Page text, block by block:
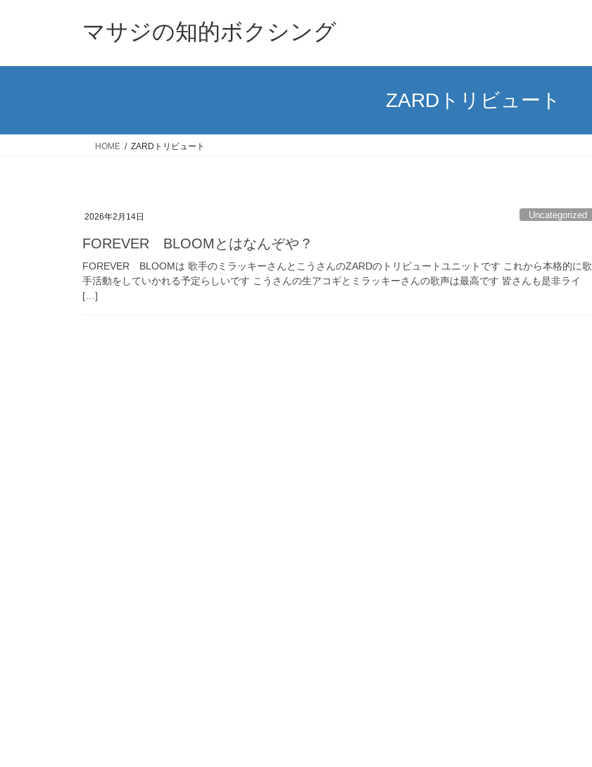
マサジの知的ボクシング
ZARDトリビュート
HOME ZARDトリビュート
2026年2月14日 Uncategorized
FOREVER BLOOMとはなんぞや？
FOREVER BLOOMは 歌手のミラッキーさんとこうさんのZARDのトリビュートユニットです これから本格的に歌
手活動をしていかれる予定らしいです こうさんの生アコギとミラッキーさんの歌声は最高です 皆さんも是非ライ
[…]